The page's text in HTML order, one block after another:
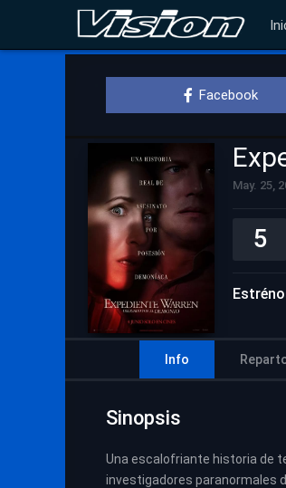
Facebook
May. 25,
5
Info
Sinopsis
Una escalofriante historia de
investigadores paranormales